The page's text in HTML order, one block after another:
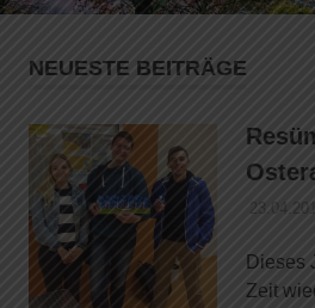
NEUESTE BEITRÄGE
Dieses
Zeit